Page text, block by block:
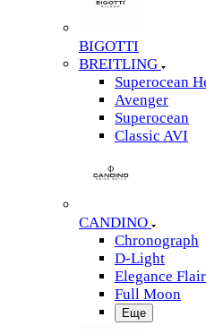
BIGOTTI
BREITLING
Superocean
Avenger
Superocean
Classic AVI
CANDINO
Chronograph
D-Light
Elegance Flair
Full Moon
Еще